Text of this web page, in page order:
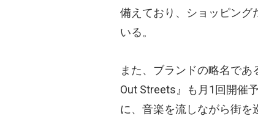
備えており、ショッピング
いる。
また、ブランドの略名であ
Out Streets』も月1回開催
に、音楽を流しながら街を